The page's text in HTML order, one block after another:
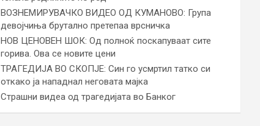
ВОЗНЕМИРУВАЧКО ВИДЕО ОД КУМАНОВО: Група
девојчиња брутално претепаа врсничка
НОВ ЦЕНОВЕН ШОК: Од полноќ поскапуваат сите
горива. Ова се новите цени
ТРАГЕДИЈА ВО СКОПЈЕ: Син го усмртил татко си
откако ја нападнал неговата мајка
Страшни видеа од трагедијата во Банког